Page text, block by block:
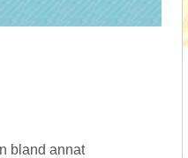
bland annat